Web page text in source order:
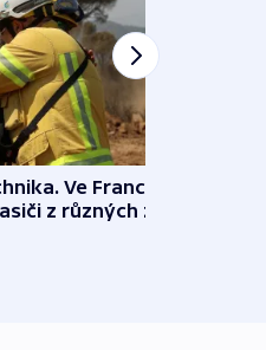
Ve Francii
z různých zemí